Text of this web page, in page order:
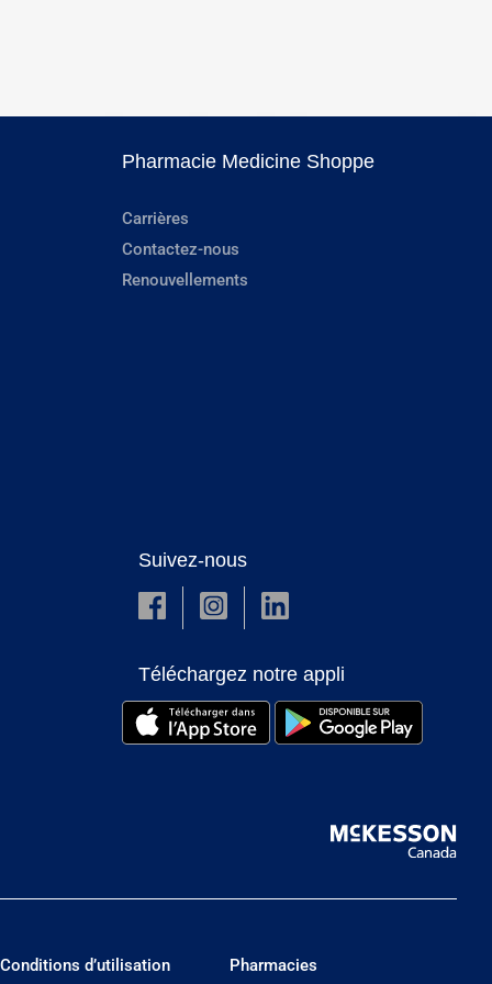
Pharmacie Medicine Shoppe
Carrières
Contactez-nous
Renouvellements
Suivez-nous
Téléchargez notre appli
Conditions d’utilisation Pharmacies